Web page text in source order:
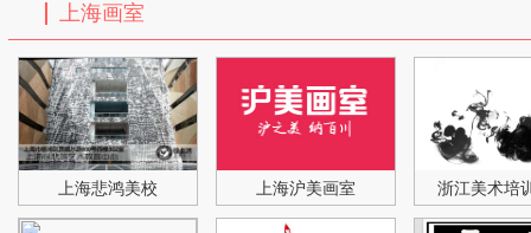
上海画室
上海悲鸿美校 上海沪美画室 浙江美术培